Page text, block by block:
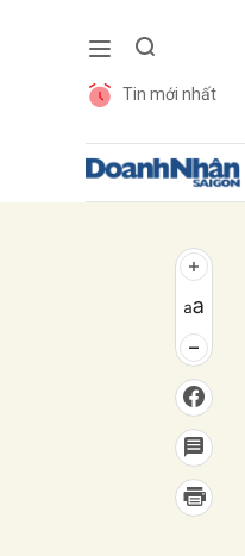
Tin mới nhất